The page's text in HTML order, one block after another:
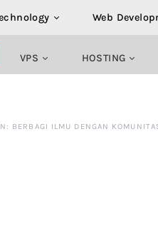
Web
VPS HOSTING
BERBAGI ILMU DENGAN